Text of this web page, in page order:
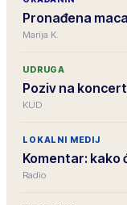
Pronađena
Marija K.
UDRUGA
Poziv na
KUD
LOKALNI MEDIJ
Komentar:
Radio